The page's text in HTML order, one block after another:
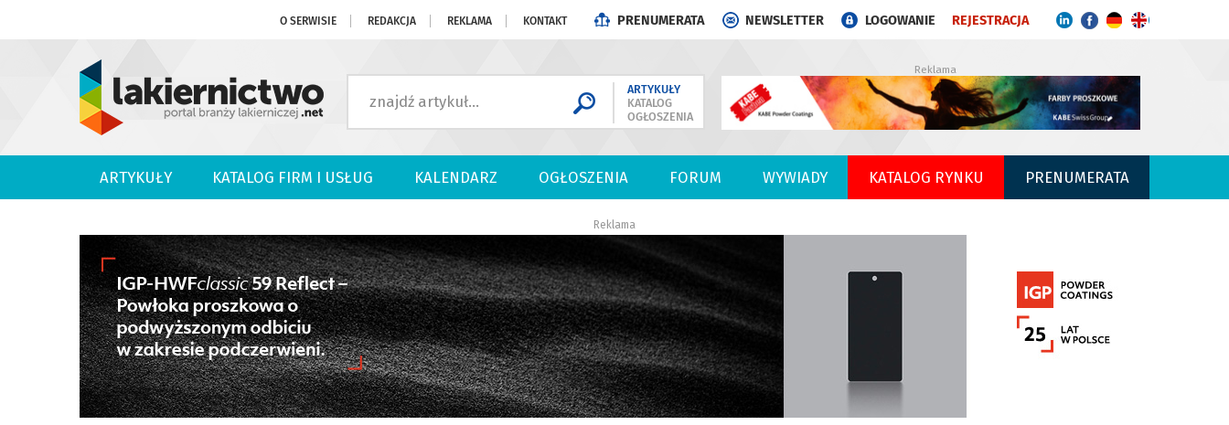
O SERWISIE REDAKCJA REKLAMA KONTAKT PRENUMERATA NEWSLETTER LOGOWANIE REJESTRACJA
ARTYKUŁY
KATALOG
OGŁOSZENIA
Reklama
ARTYKUŁY KATALOG FIRM I USŁUG KALENDARZ OGŁOSZENIA FORUM WYWIADY KATALOG RYNKU PRENUMERATA
Reklama